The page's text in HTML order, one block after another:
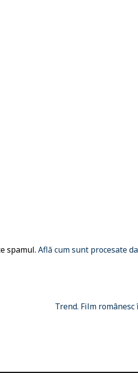
spamul.Află cum sunt procesate
Trend. Film